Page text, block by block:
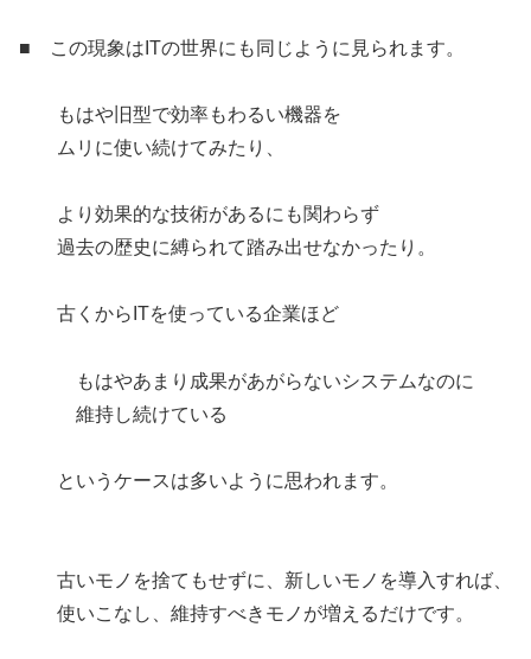
■ この現象はITの世界にも同じように見られます。
もはや旧型で効率もわるい機器を
ムリに使い続けてみたり、
より効果的な技術があるにも関わらず
過去の歴史に縛られて踏み出せなかったり。
古くからITを使っている企業ほど
もはやあまり成果があがらないシステムなのに
維持し続けている
というケースは多いように思われます。
古いモノを捨てもせずに、新しいモノを導入すれば、
使いこなし、維持すべきモノが増えるだけです。